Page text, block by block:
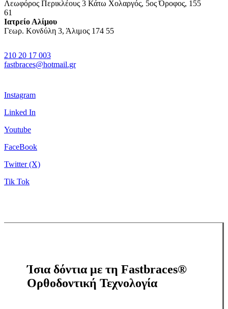
Λεωφόρος Περικλέους 3 Κάτω Χολαργός, 5ος Όροφος, 155
61
Ιατρείο Αλίμου
Γεωρ. Κονδύλη 3, Άλιμος 174 55
210 20 17 003
fastbraces@hotmail.gr
Instagram
Linked In
Youtube
FaceBook
Twitter (X)
Tik Tok
Ίσια δόντια με τη Fastbraces®
Ορθοδοντική Τεχνολογία